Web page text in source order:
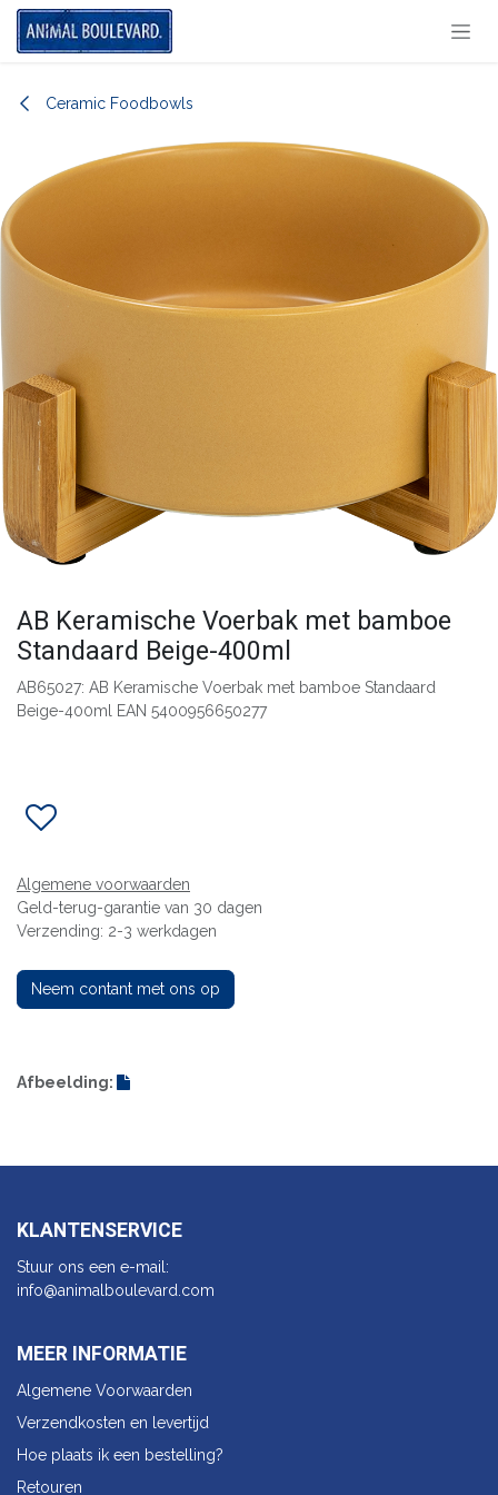
Overslaan naar inhoud
Ceramic Foodbowls
AB Keramische Voerbak met bamboe
Standaard Beige-400ml
AB65027: AB Keramische Voerbak met bamboe Standaard
Beige-400ml EAN 5400956650277
Algemene voorwaarden
Geld-terug-garantie van 30 dagen
Verzending: 2-3 werkdagen
Neem contant met ons op
Afbeelding:
KLANTENSERVICE
Stuur ons een e-mail:
info@animalbo​ulevard.com
MEER INFORMATIE
Algemene Voorwaarden
Verzendkosten en levertijd
Hoe plaats ik een bestelling?
Retouren